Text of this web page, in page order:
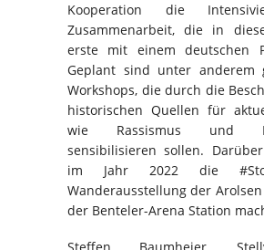
Kooperation die
Zusammenarbeit, die in
erste mit einem deutschen
Geplant sind unter anderem
Workshops, die durch die
historischen Quellen für
wie Rassismus und
sensibilisieren sollen.
im Jahr 2022 die
Wanderausstellung der
der Benteler-Arena Station